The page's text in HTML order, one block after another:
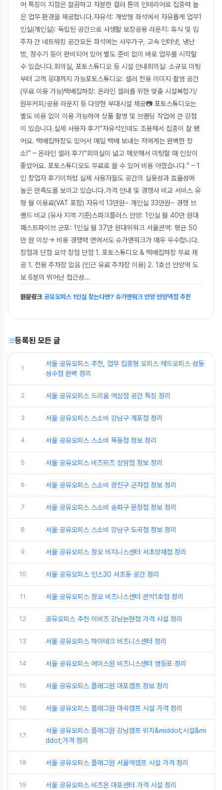
어 특징이 지점은 깔끔하고 차분한 컬러 톤의 인테리어로 집중력 높
은 업무 환경을 제공합니다.자유석: 개방형 좌석에서 자유롭게 업무1
인실(개인실): 독립된 공간으로 사생활 보장공용 라운지: 휴식 및 입
주자 간 네트워킹 공간모든 좌석에는 사무가구, 고속 인터넷, 냉난
방, 정수기 등이 완비되어 있어 별도 준비 없이 바로 업무를 시작할
수 있습니다.회의실, 포토스튜디오 등 시설 안내회의실: 소규모 미팅
부터 고객 응대까지 가능포토스튜디오: 셀러 전용 이미지 촬영 공간
(무료 이용 가능)택배집하장: 온라인 셀러를 위한 맞춤 시설복합기/
원두커피/공용 라운지 등 다양한 부대시설 제공📷 포토스튜디오는
별도 비용 없이 이용 가능하여 상품 촬영 및 브랜딩 작업에 큰 강점
이 있습니다.실제 사용자 후기“자유석인데도 조용해서 집중이 잘 됐
어요. 택배집하장도 있어서 매일 택배 보내는 저에게는 완벽한 장
소!” – 온라인 셀러 후기“회의실이 넓고 깨끗해서 미팅할 때 인상이
좋았어요. 포토스튜디오도 무료로 쓸 수 있어 비용 아꼈습니다.” – 1
인 창업자 후기이처럼 실제 사용자들도 공간의 실용성과 효율성에
높은 만족도를 보이고 있습니다.가격 안내 및 경쟁사 비교 서비스 유
형 월 이용료(VAT 포함) 자유석 13만원~ 개인실 33만원~ 경쟁 브
랜드 비교 (유사 지역 기준)스파크플러스 안양: 1인실 월 40만 원대
패스트파이브 군포: 1인실 월 37만 원대위워크 서울권역: 평균 50
만 원 이상→ 비용 경쟁력 면에서도 슈가맨워크가 매우 우수합니다.
장점과 단점 요약 장점 단점 1. 포토스튜디오 & 택배집하장 무료 제
공 1. 전용 주차장 없음 (인근 유료 주차장 이용) 2. 1호선 안양역 도
보 6분의 뛰어난 접근성...
원문링크 공유오피스 1인실 찾는다면? 슈가맨워크 안양 안양역점 추천
등록된 모든 글
1
서울 공유오피스 추천, 업무 집중형 오피스 헤드오피스 성동
성수점 완벽 정리
2 서울 공유오피스 드리움 역삼점 공간 특징 정리
3 서울 공유오피스 스소비 강남구 개포점 정리
4 서울 공유오피스 스소비 목동점 정보 정리
5 서울 공유오피스 비즈위즈 상암점 정보 정리
6 서울 공유오피스 스소비 광진구 군자점 정보 정리
7 서울 공유오피스 스소비 송파구 문정점 정보 정리
8 서울 공유오피스 스소비 강남구 도곡점 정보 정리
9 서울 공유오피스 정오 비지니스센터 서초양재점 정리
10 서울 공유오피스 인스30 서초동 공간 정리
11 서울 공유오피스 정오 비즈니스센터 관악1호점 정리
12 공유오피스 추천 이비즈 강남논현점 가격 시설 정리
13 서울 공유오피스 하이테크 비즈니스센터 정리
14 서울 공유오피스 에이스원 비즈니스센터 영등포 정리
15 서울 공유오피스 플래그원 마포캠프 정보 정리
16 서울 공유오피스 플래그원 마곡캠프 시설 가격 정리
17
서울 공유오피스 플래그원 강남캠프 위치&middot;시설&mi
ddot;가격 정리
18 서울 공유오피스 플래그원 서울역캠프 시설 가격 정리
19 서울 공유오피스 비즈온 마포센터 가격 시설 정리